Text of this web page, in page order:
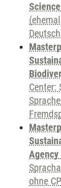
Science
Center:
ohne